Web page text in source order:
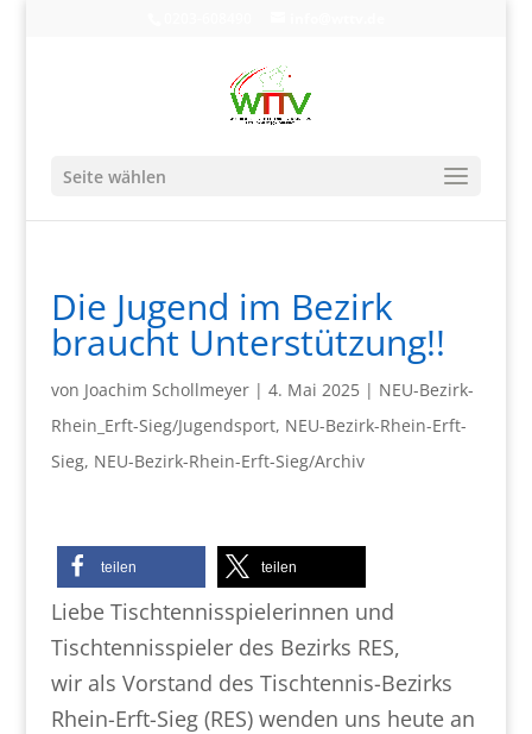
Seite wählen
Die Jugend im Bezirk
braucht Unterstützung!!
von Joachim Schollmeyer| 4. Mai 2025| NEU-Bezirk-
Rhein_Erft-Sieg/Jugendsport, NEU-Bezirk-Rhein-Erft-
Sieg, NEU-Bezirk-Rhein-Erft-Sieg/Archiv
teilen teilen
Liebe Tischtennisspielerinnen und
Tischtennisspieler des Bezirks RES,
wir als Vorstand des Tischtennis-Bezirks
Rhein-Erft-Sieg (RES) wenden uns heute an